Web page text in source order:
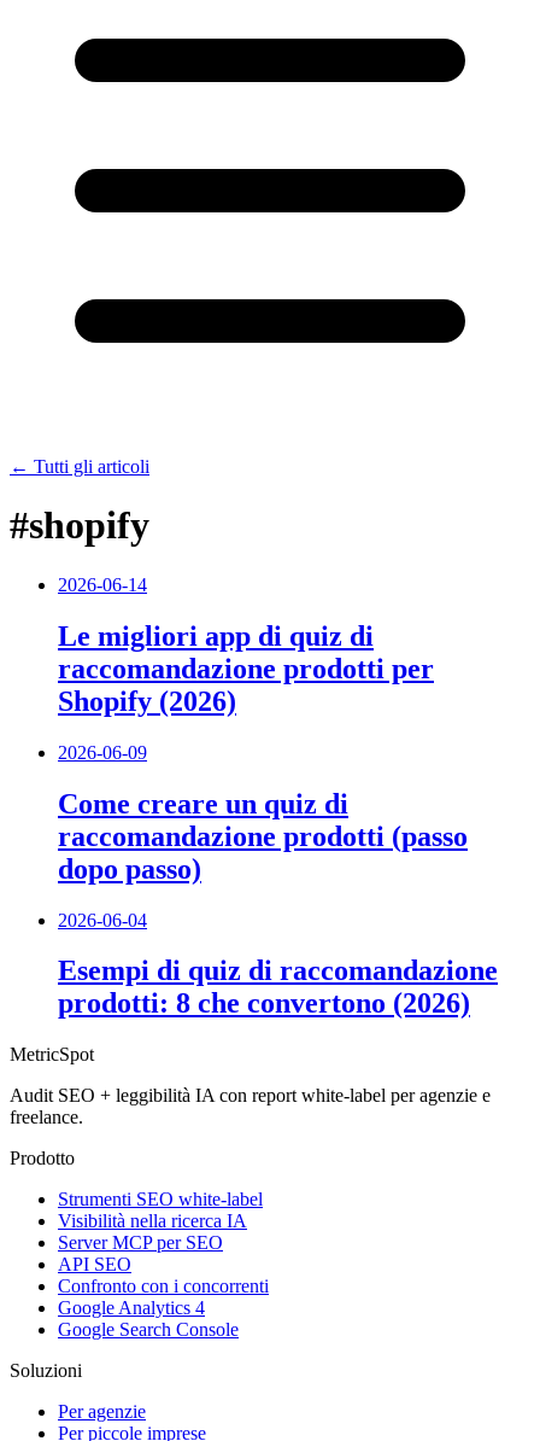
← Tutti gli articoli
#shopify
2026-06-14
Le migliori app di quiz di
raccomandazione prodotti per
Shopify (2026)
2026-06-09
Come creare un quiz di
raccomandazione prodotti (passo
dopo passo)
2026-06-04
Esempi di quiz di raccomandazione
prodotti: 8 che convertono (2026)
MetricSpot
Audit SEO + leggibilità IA con report white-label per agenzie e
freelance.
Prodotto
Strumenti SEO white-label
Visibilità nella ricerca IA
Server MCP per SEO
API SEO
Confronto con i concorrenti
Google Analytics 4
Google Search Console
Soluzioni
Per agenzie
Per piccole imprese